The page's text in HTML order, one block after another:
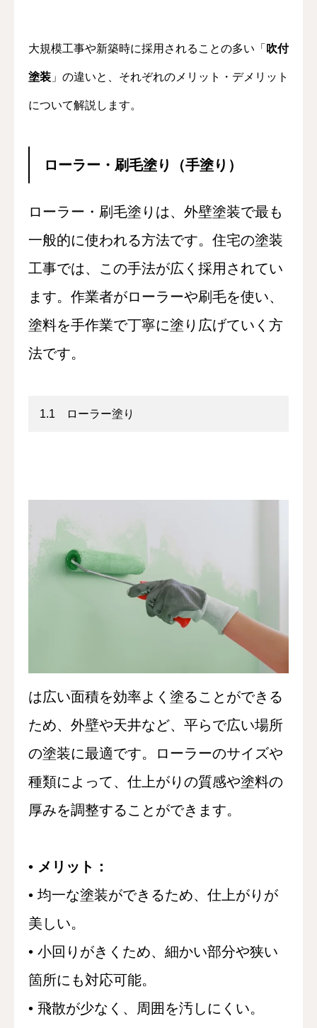
大規模工事や新築時に採用されることの多い「 吹付
塗装 」の違いと、それぞれのメリット・デメリット
について解説します。
ローラー・刷毛塗り（手塗り）
ローラー・刷毛塗りは、外壁塗装で最も
一般的に使われる方法です。住宅の塗装
工事では、この手法が広く採用されてい
ます。作業者がローラーや刷毛を使い、
塗料を手作業で丁寧に塗り広げていく方
法です。
1.1 ローラー塗り
は広い面積を効率よく塗ることができる
ため、外壁や天井など、平らで広い場所
の塗装に最適です。ローラーのサイズや
種類によって、仕上がりの質感や塗料の
厚みを調整することができます。
• メリット：
• 均一な塗装ができるため、仕上がりが
美しい。
• 小回りがきくため、細かい部分や狭い
箇所にも対応可能。
• 飛散が少なく、周囲を汚しにくい。